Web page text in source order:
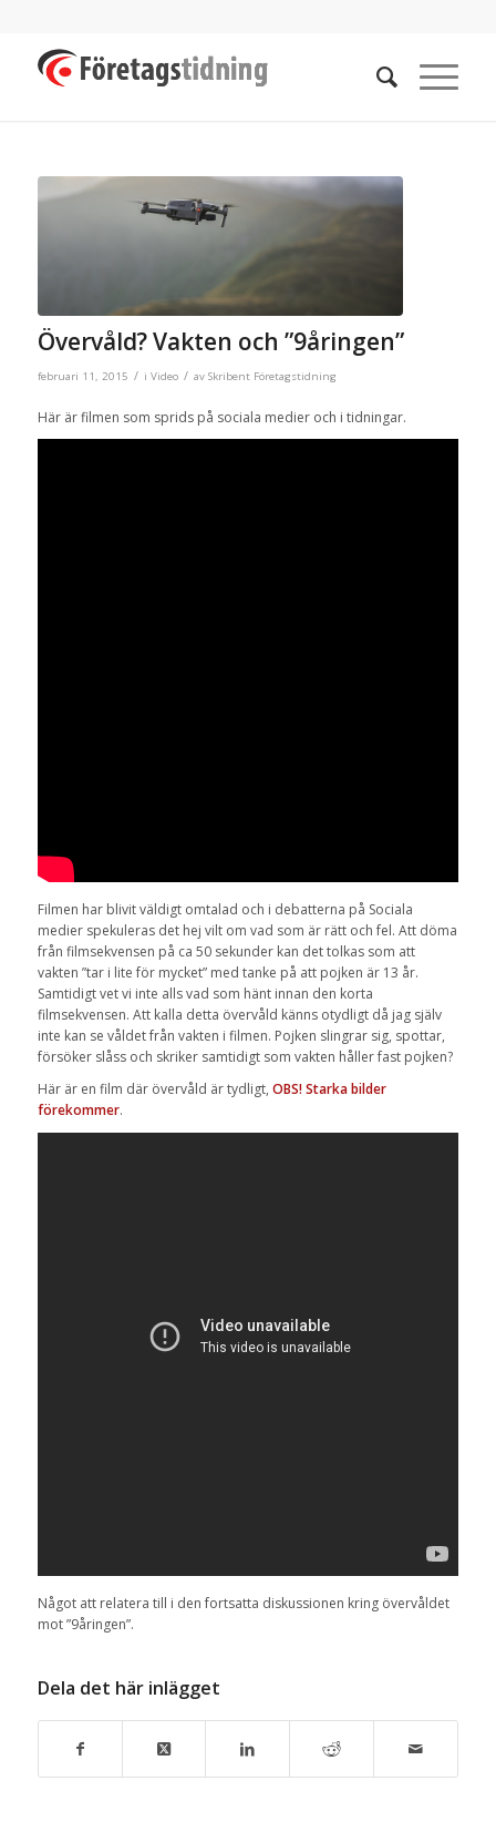
Övervåld? Vakten och ”9åringen”
februari 11, 2015 / i Video / av Skribent Företagstidning
Här är filmen som sprids på sociala medier och i tidningar.
Filmen har blivit väldigt omtalad och i debatterna på Sociala
medier spekuleras det hej vilt om vad som är rätt och fel. Att döma
från filmsekvensen på ca 50 sekunder kan det tolkas som att
vakten ”tar i lite för mycket” med tanke på att pojken är 13 år.
Samtidigt vet vi inte alls vad som hänt innan den korta
filmsekvensen. Att kalla detta övervåld känns otydligt då jag själv
inte kan se våldet från vakten i filmen. Pojken slingrar sig, spottar,
försöker slåss och skriker samtidigt som vakten håller fast pojken?
Här är en film där övervåld är tydligt, OBS! Starka bilder
förekommer.
Något att relatera till i den fortsatta diskussionen kring övervåldet
mot ”9åringen”.
Dela det här inlägget